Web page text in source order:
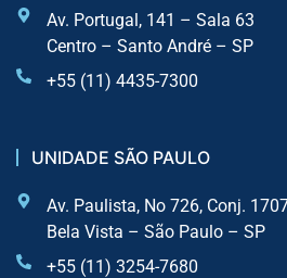
Av. Portugal, 141 – Sala 63
Centro – Santo André – SP
+55 (11) 4435-7300
UNIDADE SÃO PAULO
Av. Paulista, No 726, Conj.
Bela Vista – São Paulo – SP
+55 (11) 3254-7680